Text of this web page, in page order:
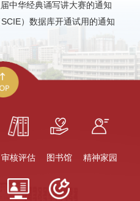
中华经典诵写讲大赛的通知
）数据库开通试用的通知
审核评估 图书馆 精神家园